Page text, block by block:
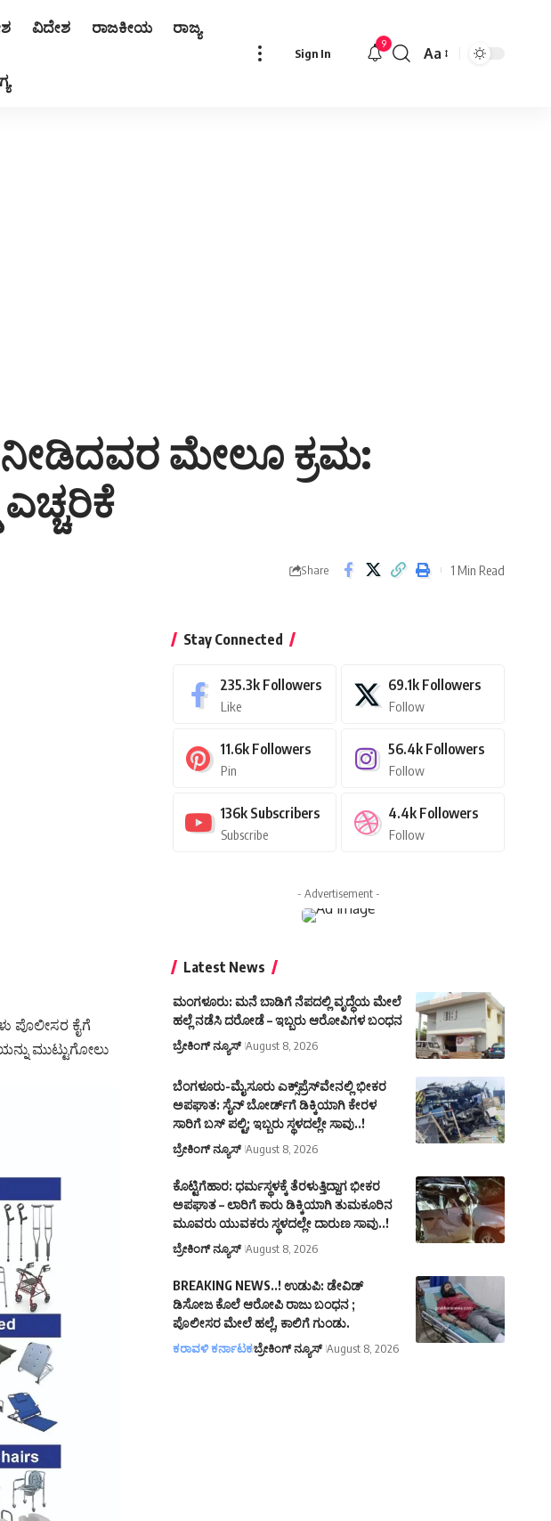
ವಿದೇಶ ರಾಜಕೀಯ ರಾಜ್ಯ
Sign In
9
Font
Aa
ನೀಡಿದವರ ಮೇಲೂ ಕ್ರಮ:
Share 1 Min Read
ಪೊಲೀಸರ ಕೈಗೆ
ಮುಟ್ಟುಗೋಲು
Stay Connected
235.3k Followers
Like
69.1k Followers
Follow
11.6k Followers
Pin
56.4k Followers
Follow
136k Subscribers
Subscribe
4.4k Followers
Follow
- Advertisement -
Latest News
ಮಂಗಳೂರು: ಮನೆ ಬಾಡಿಗೆ ನೆಪದಲ್ಲಿ ವೃದ್ಧೆಯ ಮೇಲೆ
ಹಲ್ಲೆ ನಡೆಸಿ ದರೋಡೆ – ಇಬ್ಬರು ಆರೋಪಿಗಳ ಬಂಧನ
ಬ್ರೇಕಿಂಗ್ ನ್ಯೂಸ್ August 8, 2026
ಬೆಂಗಳೂರು-ಮೈಸೂರು ಎಕ್ಸ್‌ಪ್ರೆಸ್‌ವೇನಲ್ಲಿ ಭೀಕರ
ಅಪಘಾತ: ಸೈನ್ ಬೋರ್ಡ್‌ಗೆ ಡಿಕ್ಕಿಯಾಗಿ ಕೇರಳ
ಸಾರಿಗೆ ಬಸ್ ಪಲ್ಟಿ; ಇಬ್ಬರು ಸ್ಥಳದಲ್ಲೇ ಸಾವು..!
ಬ್ರೇಕಿಂಗ್ ನ್ಯೂಸ್ August 8, 2026
ಕೊಟ್ಟಿಗೆಹಾರ: ಧರ್ಮಸ್ಥಳಕ್ಕೆ ತೆರಳುತ್ತಿದ್ದಾಗ ಭೀಕರ
ಅಪಘಾತ – ಲಾರಿಗೆ ಕಾರು ಡಿಕ್ಕಿಯಾಗಿ ತುಮಕೂರಿನ
ಮೂವರು ಯುವಕರು ಸ್ಥಳದಲ್ಲೇ ದಾರುಣ ಸಾವು..!
ಬ್ರೇಕಿಂಗ್ ನ್ಯೂಸ್ August 8, 2026
BREAKING NEWS..! ಉಡುಪಿ: ಡೇವಿಡ್
ಡಿಸೋಜ ಕೊಲೆ ಆರೋಪಿ ರಾಜು ಬಂಧನ ;
ಪೊಲೀಸರ ಮೇಲೆ ಹಲ್ಲೆ, ಕಾಲಿಗೆ ಗುಂಡು.
ಕರಾವಳಿ ಕರ್ನಾಟಕಬ್ರೇಕಿಂಗ್ ನ್ಯೂಸ್ August 8, 2026